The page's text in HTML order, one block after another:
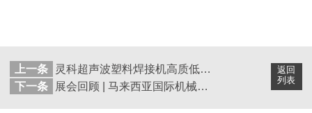
返回
列表
上一条
灵科超声波塑料焊接机高质低价的背后，那些你不知道的硬核实力
下一条
展会回顾 | 马来西亚国际机械设备展圆满落幕